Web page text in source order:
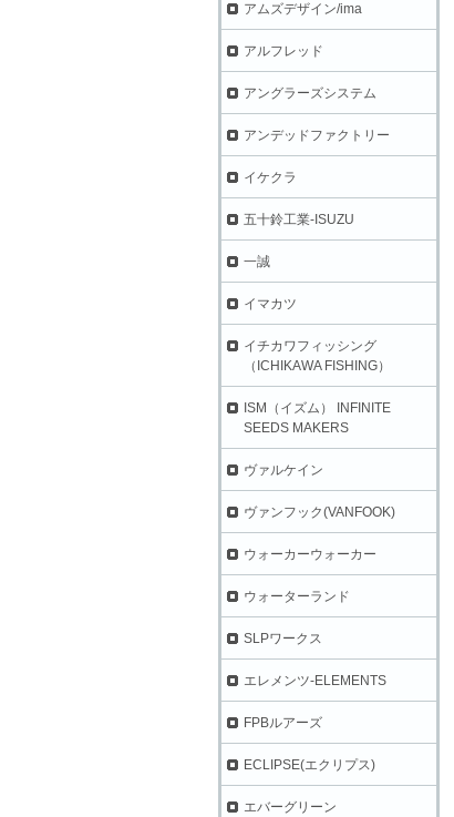
アムズデザイン/ima
アルフレッド
アングラーズシステム
アンデッドファクトリー
イケクラ
五十鈴工業-ISUZU
一誠
イマカツ
イチカワフィッシング
（ICHIKAWA FISHING）
ISM（イズム） INFINITE
SEEDS MAKERS
ヴァルケイン
ヴァンフック(VANFOOK)
ウォーカーウォーカー
ウォーターランド
SLPワークス
エレメンツ-ELEMENTS
FPBルアーズ
ECLIPSE(エクリプス)
エバーグリーン